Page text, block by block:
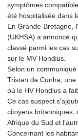
symptômes
été hospitalisée dans
En Grande-Bretagne,
(UKHSA) a annoncé
classé parmi les cas
sur le MV Hondius.
Selon un
Tristan da Cunha,
où le HV Hondius a
Ce cas suspect
citoyens britanniques,
Afrique du Sud et
Concernant les